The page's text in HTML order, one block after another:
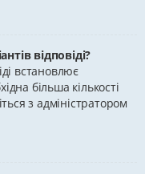
відповіді?
встановлює
більша кількості
з адміністратором